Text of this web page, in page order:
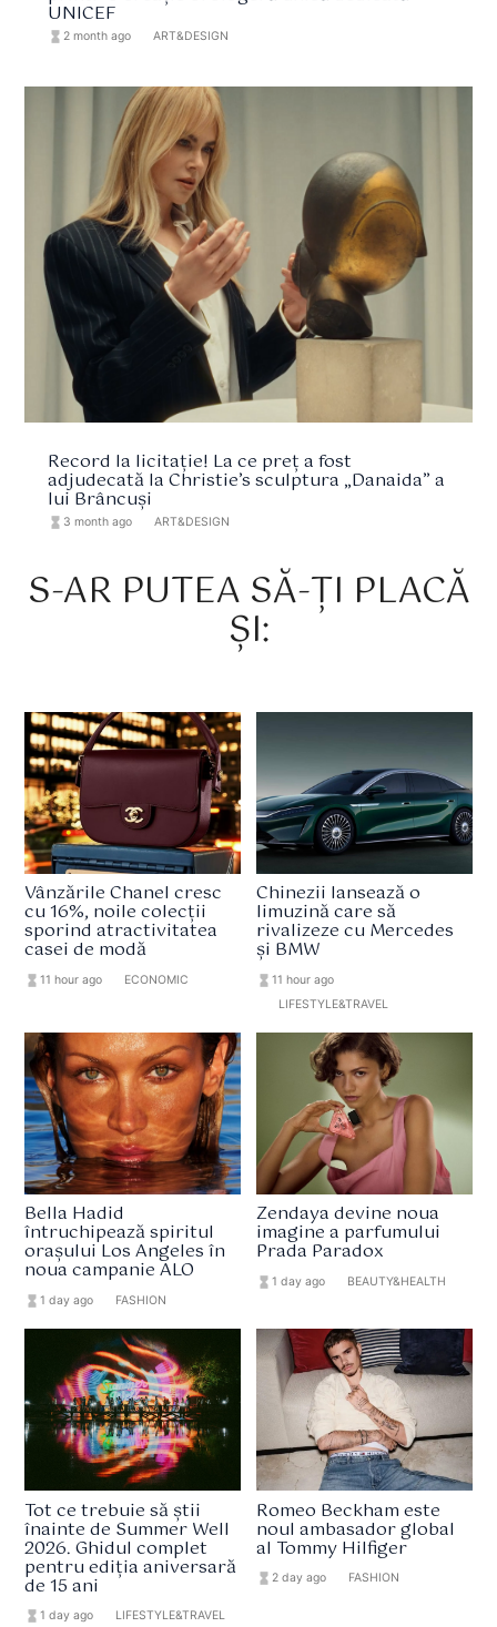
UNICEF
hourglass_full 2 month ago ART&DESIGN
Record la licitație! La ce preț a fost
adjudecată la Christie’s sculptura „Danaida” a
lui Brâncuși
hourglass_full 3 month ago ART&DESIGN
S-AR PUTEA SĂ-ȚI PLACĂ
ȘI:
Vânzările Chanel cresc
cu 16%, noile colecții
sporind atractivitatea
casei de modă
hourglass_full11 hour ago ECONOMIC
Chinezii lansează o
limuzină care să
rivalizeze cu Mercedes
și BMW
hourglass_full 11 hour ago
LIFESTYLE&TRAVEL
Bella Hadid
întruchipează spiritul
orașului Los Angeles în
noua campanie ALO
hourglass_full1 day ago FASHION
Zendaya devine noua
imagine a parfumului
Prada Paradox
hourglass_full 1 day ago BEAUTY&HEALTH
Tot ce trebuie să știi
înainte de Summer Well
2026. Ghidul complet
pentru ediția aniversară
de 15 ani
hourglass_full1 day ago LIFESTYLE&TRAVEL
Romeo Beckham este
noul ambasador global
al Tommy Hilfiger
hourglass_full 2 day ago FASHION